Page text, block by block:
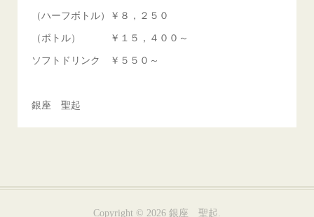
（ハーフボトル）￥８，２５０
（ボトル） ￥１５，４００～
ソフトドリンク ￥５５０～
銀座 聖起
Copyright © 2026 銀座 聖起.